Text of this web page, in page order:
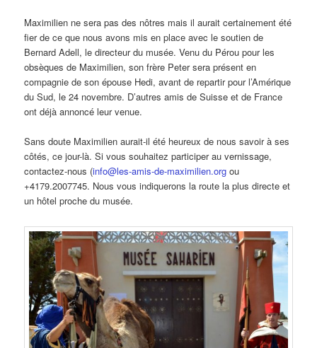
Maximilien ne sera pas des nôtres mais il aurait certainement été
fier de ce que nous avons mis en place avec le soutien de
Bernard Adell, le directeur du musée. Venu du Pérou pour les
obsèques de Maximilien, son frère Peter sera présent en
compagnie de son épouse Hedi, avant de repartir pour l’Amérique
du Sud, le 24 novembre. D’autres amis de Suisse et de France
ont déjà annoncé leur venue.
Sans doute Maximilien aurait-il été heureux de nous savoir à ses
côtés, ce jour-là. Si vous souhaitez participer au vernissage,
contactez-nous (info@les-amis-de-maximilien.org ou
+4179.2007745. Nous vous indiquerons la route la plus directe et
un hôtel proche du musée.